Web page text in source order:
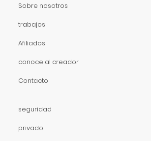
Sobre nosotros
trabajos
Afiliados
conoce al creador
Contacto
seguridad
privado